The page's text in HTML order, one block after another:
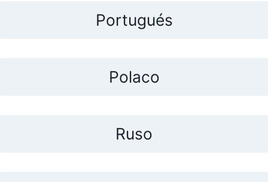
Portugués
Polaco
Ruso